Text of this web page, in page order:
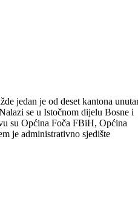
predsjednika i članova
u Bosansko-podrinjskom